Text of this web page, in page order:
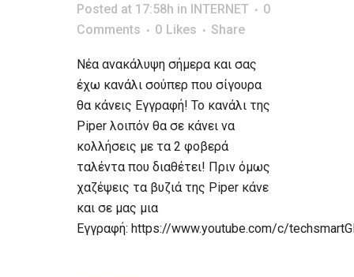
Posted at 17:58h in INTERNET
0
Comments
0 Likes Share
Νέα ανακάλυψη σήμερα και σας
έχω κανάλι σούπερ που σίγουρα
θα κάνεις Εγγραφή! Το κανάλι της
Piper λοιπόν θα σε κάνει να
κολλήσεις με τα 2 φοβερά
ταλέντα που διαθέτει! Πριν όμως
χαζέψεις τα βυζιά της Piper κάνε
και σε μας μια
Εγγραφή: https://www.youtube.com/c/